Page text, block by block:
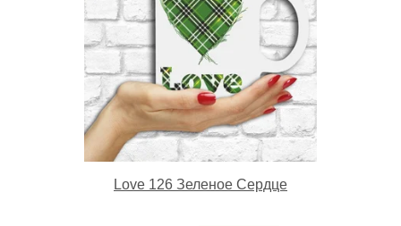
Love 126 Зеленое Сердце